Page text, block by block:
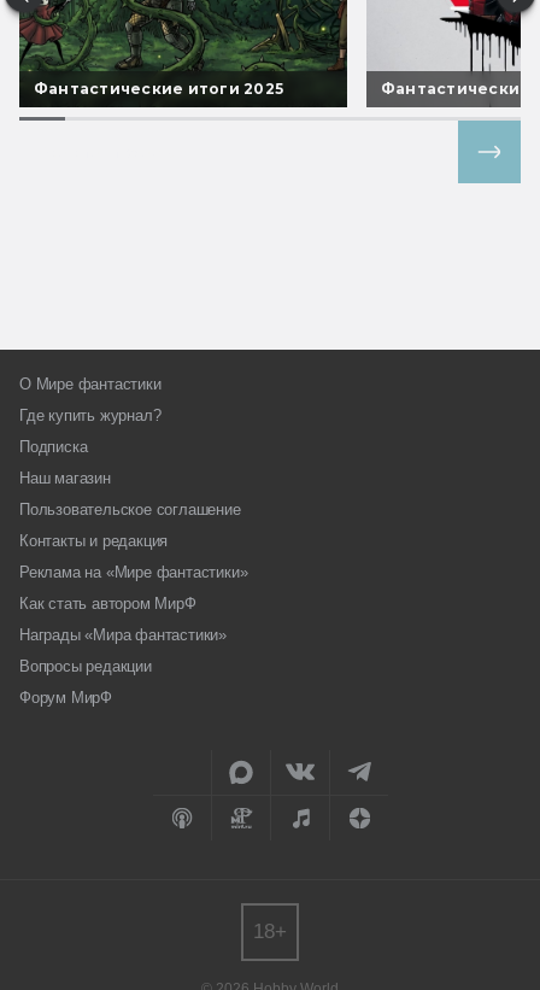
Фантастические итоги 2025 Фантастические
О Мире фантастики
Где купить журнал?
Подписка
Наш магазин
Пользовательское соглашение
Контакты и редакция
Реклама на «Мире фантастики»
Как стать автором МирФ
Награды «Мира фантастики»
Вопросы редакции
Форум МирФ
18+